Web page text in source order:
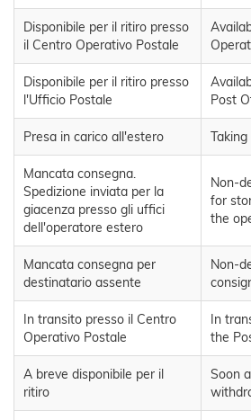
Disponibile per il ritiro presso
il Centro Operativo Postale
Disponibile per il ritiro presso
l'Ufficio Postale
Post
Presa in carico all'estero
Mancata consegna.
Spedizione inviata per la
giacenza presso gli uffici
dell'operatore estero
Non-
for
the
Mancata consegna per
destinatario assente
Non-
In transito presso il Centro
Operativo Postale
In
the
A breve disponibile per il
ritiro
Soon